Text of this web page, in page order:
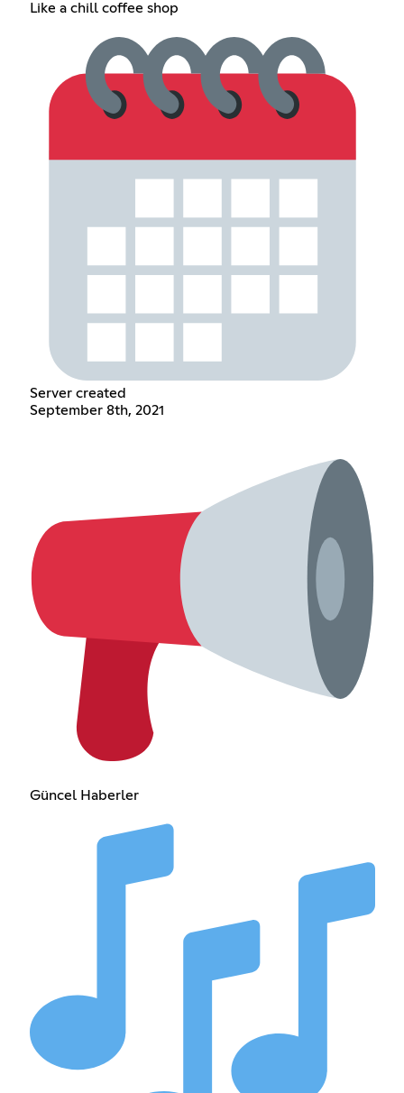
Like a chill coffee shop
Server created
September 8th, 2021
Güncel Haberler